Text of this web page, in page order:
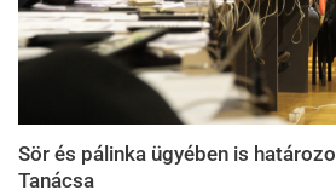
Sör és pálinka ügyében is
Tanácsa